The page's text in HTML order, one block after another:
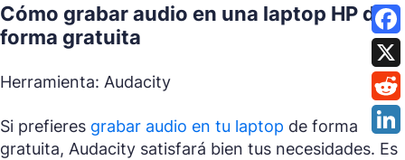
Cómo grabar audio en una laptop HP de
forma gratuita
Herramienta: Audacity
Si prefieres grabar audio en tu laptop de forma
gratuita, Audacity satisfará bien tus necesidades. Es